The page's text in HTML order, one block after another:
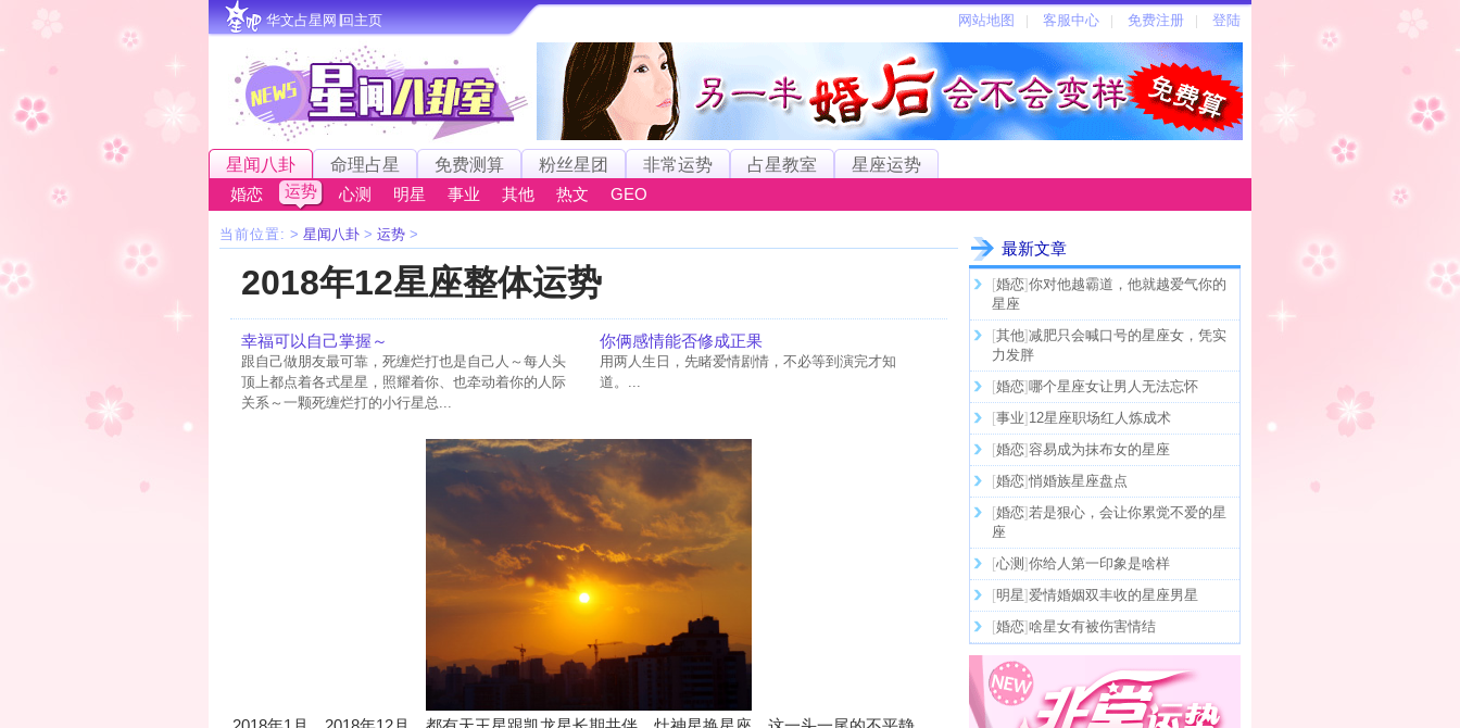
华文占星网∣回主页
星闻八卦 命理占星 免费测算 粉丝星团 非常运势 占星教室
星座运势
婚恋
运势 心测 明星 事业 其他 热文 GEO
当前位置: > 星闻八卦 > 运势 >
2018年12星座整体运势
幸福可以自己掌握～
跟自己做朋友最可靠，死缠烂打也是自己人～每人头
顶上都点着各式星星，照耀着你、也牵动着你的人际
关系～一颗死缠烂打的小行星总...
你俩感情能否修成正果
用两人生日，先睹爱情剧情，不必等到演完才知
道。...
最新文章
[婚恋]你对他越霸道，他就越爱气你的
星座
[其他]减肥只会喊口号的星座女，凭实
力发胖
[婚恋]哪个星座女让男人无法忘怀
[事业] 12星座职场红人炼成术
[婚恋]容易成为抹布女的星座
[婚恋]悄婚族星座盘点
[婚恋]若是狠心，会让你累觉不爱的星
座
[心测 ]你给人第一印象是啥样
[明星]爱情婚姻双丰收的星座男星
[婚恋]啥星女有被伤害情结